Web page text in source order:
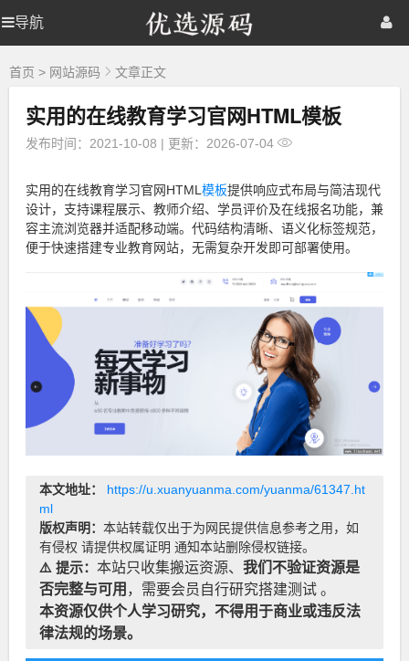
导航
优
选
码
优
选
首页 网站源码
棋牌源码
首页 > 网站源码 文章正文
实用的在线教育学习官网HTML模板
发布时间：2021-10-08 | 更新：2026-07-04
实用的在线教育学习官网HTML 模板提供响应式布局与简洁现代
设计，支持课程展示、教师介绍、学员评价及在线报名功能，兼
容主流浏览器并适配移动端。代码结构清晰、语义化标签规范，
便于快速搭建专业教育网站，无需复杂开发即可部署使用。
本文地址：
https://u.xuanyuanma.com/yuanma/61347.ht
ml
版权声明： 本站转载仅出于为网民提供信息参考之用，如
有侵权 请提供权属证明 通知本站删除侵权链接。
⚠️ 提示： 本站只收集搬运资源、 我们不验证资源是
否完整与可用 ，需要会员自行研究搭建测试 。
本资源仅供个人学习研究，不得用于商业或违反法
律法规的场景。